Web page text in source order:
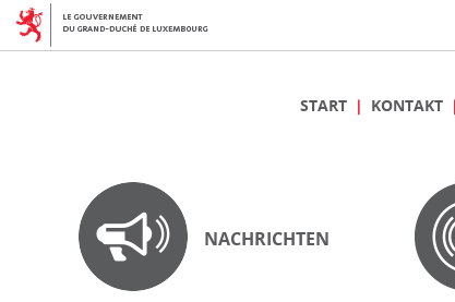
START KONTAKT
NACHRICHTEN